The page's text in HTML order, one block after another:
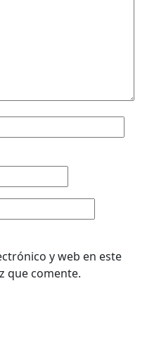
y web en este
que comente.